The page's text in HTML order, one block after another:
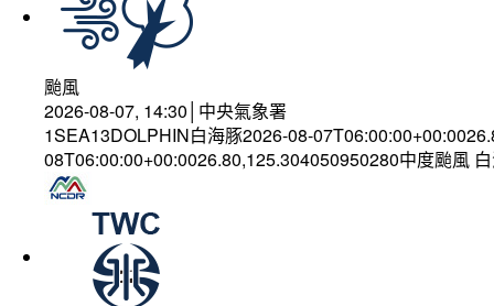
颱風
2026-08-07, 14:30│中央氣象署
1SEA13DOLPHIN白海豚2026-08-
08T06:00:00+00:0026.80,125.304050950280中度颱風